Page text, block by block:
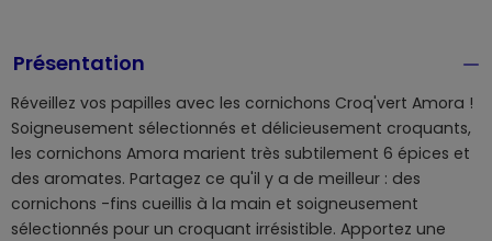
Présentation
Réveillez vos papilles avec les cornichons Croq'vert Amora !
Soigneusement sélectionnés et délicieusement croquants,
les cornichons Amora marient très subtilement 6 épices et
des aromates. Partagez ce qu'il y a de meilleur : des
cornichons -fins cueillis à la main et soigneusement
sélectionnés pour un croquant irrésistible. Apportez une